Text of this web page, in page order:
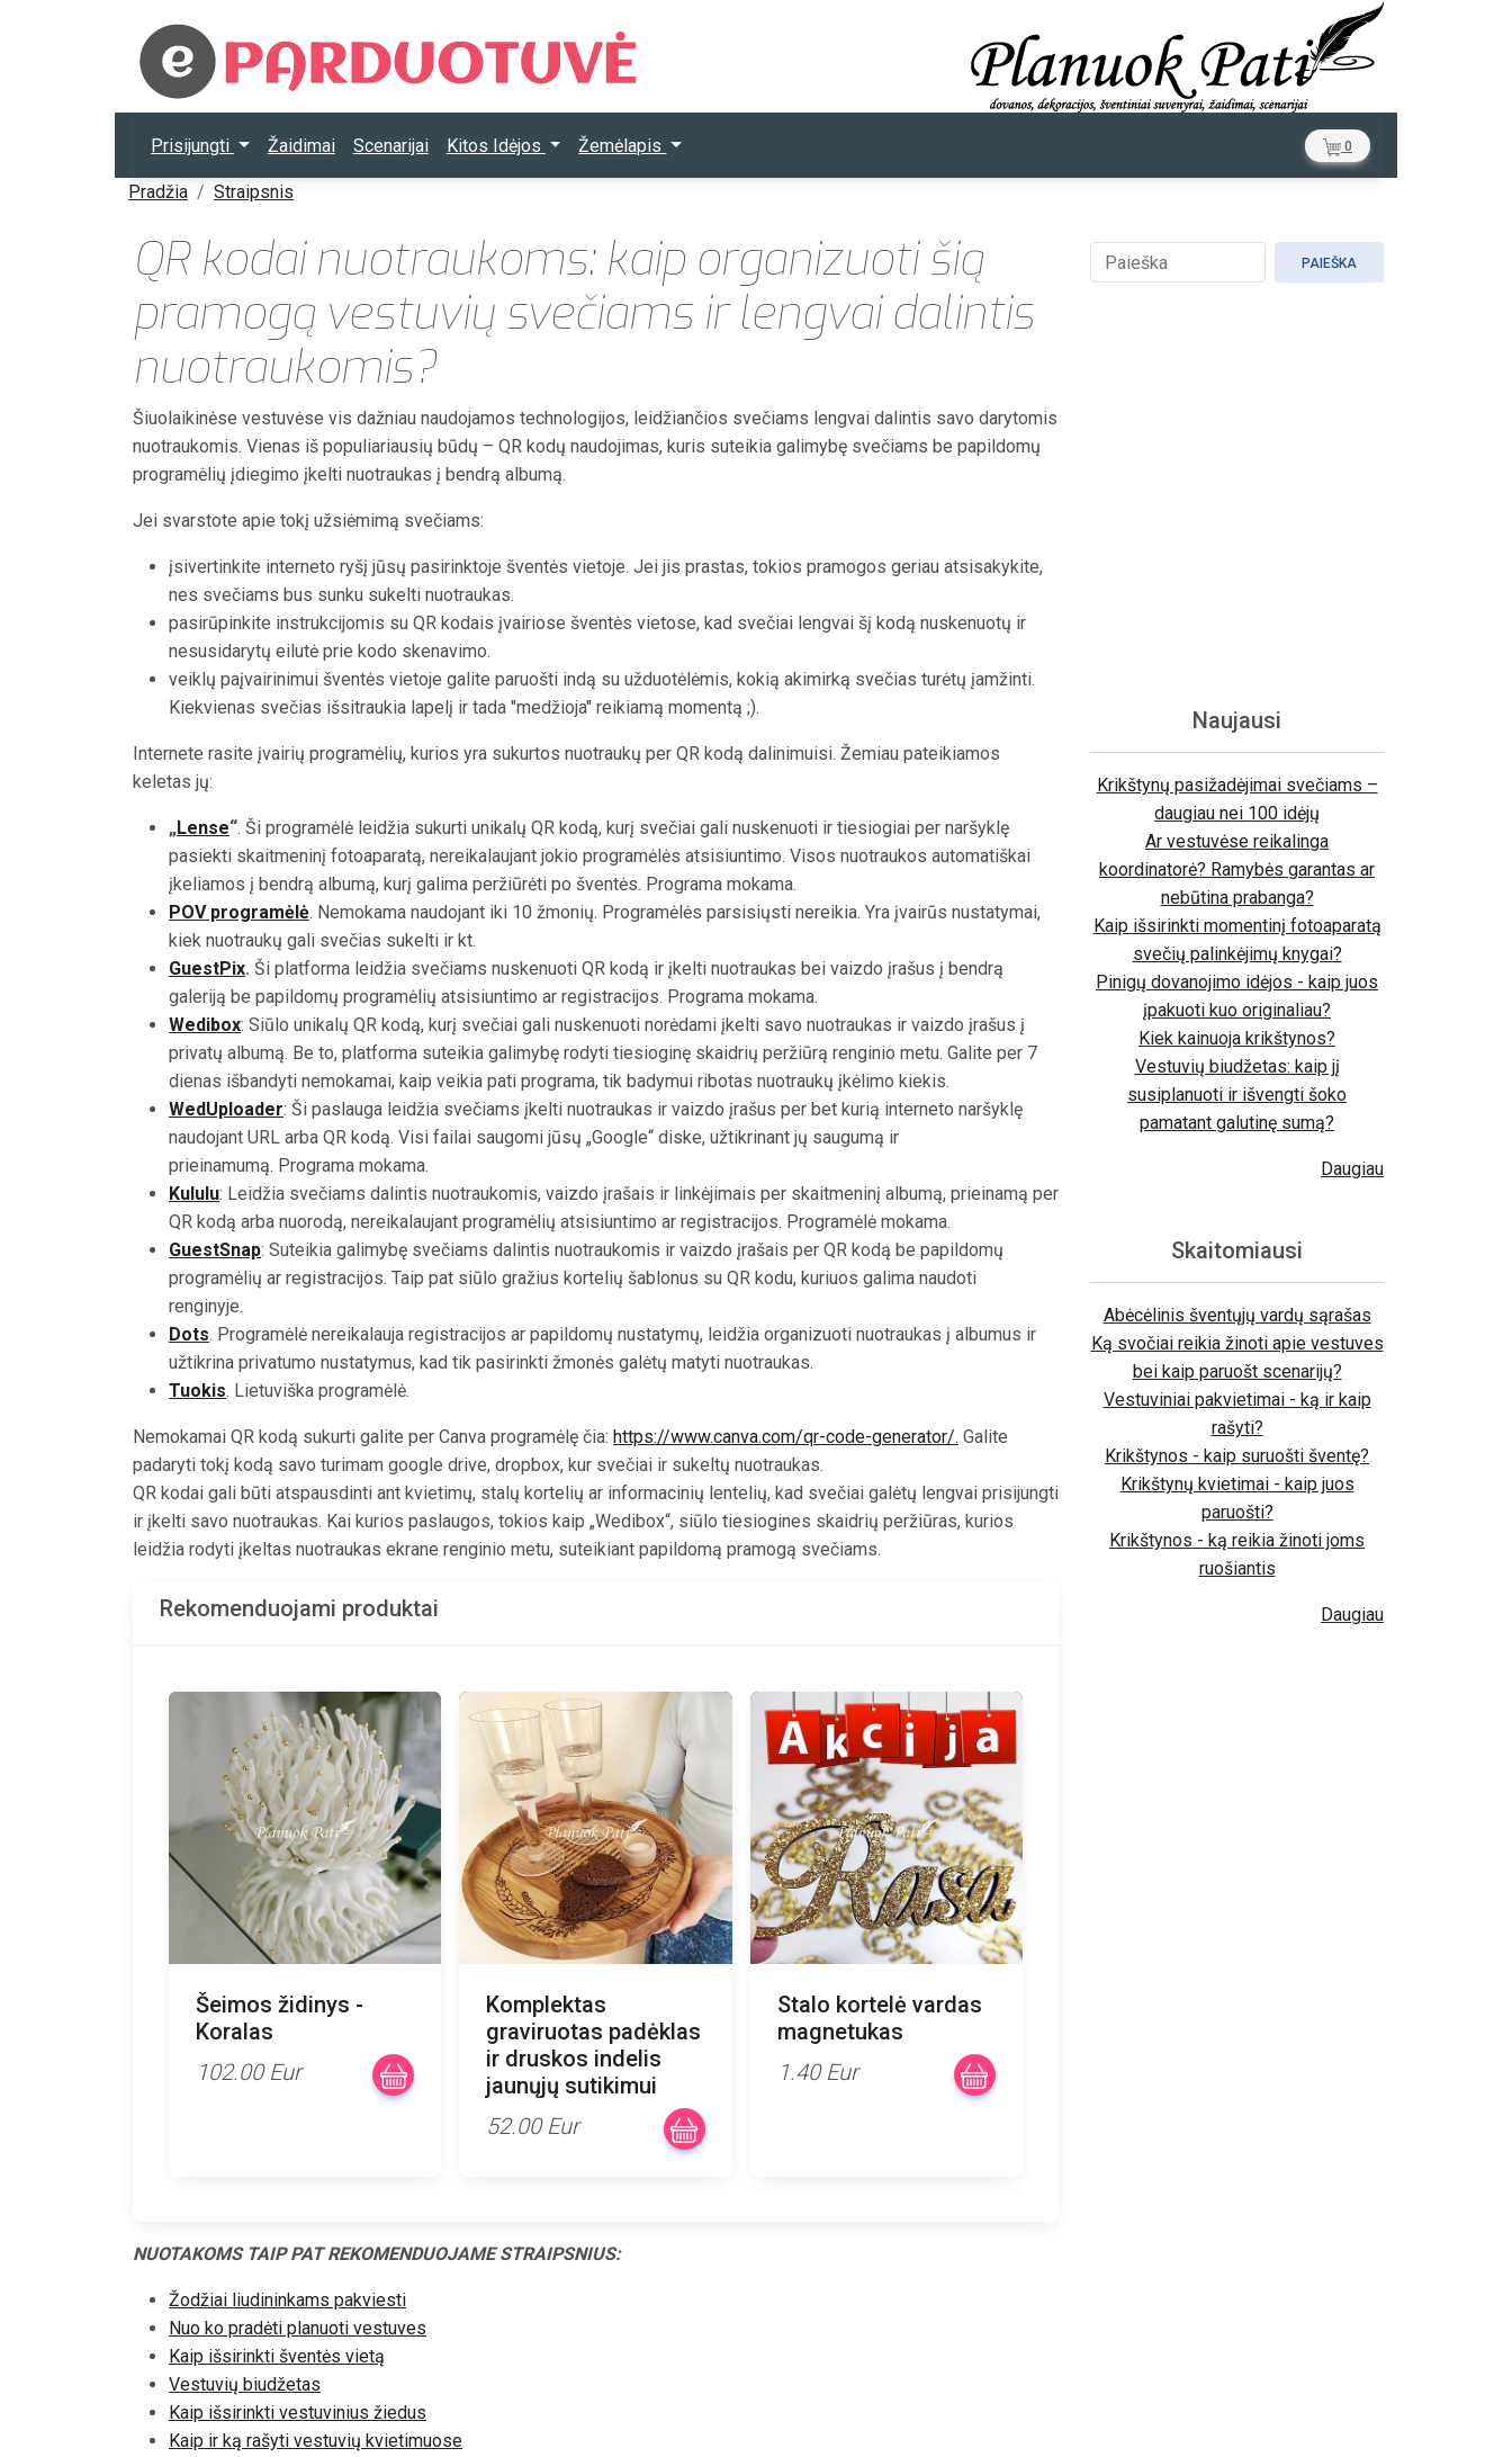
Prisijungti Žaidimai Scenarijai Kitos Idėjos Žemėlapis 0
Pradžia Straipsnis
QR kodai nuotraukoms: kaip organizuoti šią
pramogą vestuvių svečiams ir lengvai dalintis
nuotraukomis?
Šiuolaikinėse vestuvėse vis dažniau naudojamos technologijos, leidžiančios svečiams lengvai dalintis savo darytomis
nuotraukomis. Vienas iš populiariausių būdų – QR kodų naudojimas, kuris suteikia galimybę svečiams be papildomų
programėlių įdiegimo įkelti nuotraukas į bendrą albumą.
Jei svarstote apie tokį užsiėmimą svečiams:
įsivertinkite interneto ryšį jūsų pasirinktoje šventės vietoje. Jei jis prastas, tokios pramogos geriau atsisakykite,
nes svečiams bus sunku sukelti nuotraukas.
pasirūpinkite instrukcijomis su QR kodais įvairiose šventės vietose, kad svečiai lengvai šį kodą nuskenuotų ir
nesusidarytų eilutė prie kodo skenavimo.
veiklų paįvairinimui šventės vietoje galite paruošti indą su užduotėlėmis, kokią akimirką svečias turėtų įamžinti.
Kiekvienas svečias išsitraukia lapelį ir tada "medžioja" reikiamą momentą ;).
Internete rasite įvairių programėlių, kurios yra sukurtos nuotraukų per QR kodą dalinimuisi. Žemiau pateikiamos
keletas jų:
„Lense“. Ši programėlė leidžia sukurti unikalų QR kodą, kurį svečiai gali nuskenuoti ir tiesiogiai per naršyklę
pasiekti skaitmeninį fotoaparatą, nereikalaujant jokio programėlės atsisiuntimo. Visos nuotraukos automatiškai
įkeliamos į bendrą albumą, kurį galima peržiūrėti po šventės. Programa mokama.
POV programėlė. Nemokama naudojant iki 10 žmonių. Programėlės parsisiųsti nereikia. Yra įvairūs nustatymai,
kiek nuotraukų gali svečias sukelti ir kt.
GuestPix. Ši platforma leidžia svečiams nuskenuoti QR kodą ir įkelti nuotraukas bei vaizdo įrašus į bendrą
galeriją be papildomų programėlių atsisiuntimo ar registracijos. Programa mokama.
Wedibox: Siūlo unikalų QR kodą, kurį svečiai gali nuskenuoti norėdami įkelti savo nuotraukas ir vaizdo įrašus į
privatų albumą. Be to, platforma suteikia galimybę rodyti tiesioginę skaidrių peržiūrą renginio metu. Galite per 7
dienas išbandyti nemokamai, kaip veikia pati programa, tik badymui ribotas nuotraukų įkėlimo kiekis.
WedUploader: Ši paslauga leidžia svečiams įkelti nuotraukas ir vaizdo įrašus per bet kurią interneto naršyklę
naudojant URL arba QR kodą. Visi failai saugomi jūsų „Google“ diske, užtikrinant jų saugumą ir
prieinamumą. Programa mokama.
Kululu: Leidžia svečiams dalintis nuotraukomis, vaizdo įrašais ir linkėjimais per skaitmeninį albumą, prieinamą per
QR kodą arba nuorodą, nereikalaujant programėlių atsisiuntimo ar registracijos. Programėlė mokama.
GuestSnap: Suteikia galimybę svečiams dalintis nuotraukomis ir vaizdo įrašais per QR kodą be papildomų
programėlių ar registracijos. Taip pat siūlo gražius kortelių šablonus su QR kodu, kuriuos galima naudoti
renginyje.
Dots. Programėlė nereikalauja registracijos ar papildomų nustatymų, leidžia organizuoti nuotraukas į albumus ir
užtikrina privatumo nustatymus, kad tik pasirinkti žmonės galėtų matyti nuotraukas.
Tuokis. Lietuviška programėlė.
Nemokamai QR kodą sukurti galite per Canva programėlę čia: https://www.canva.com/qr-code-generator/. Galite
padaryti tokį kodą savo turimam google drive, dropbox, kur svečiai ir sukeltų nuotraukas.
QR kodai gali būti atspausdinti ant kvietimų, stalų kortelių ar informacinių lentelių, kad svečiai galėtų lengvai prisijungti
ir įkelti savo nuotraukas. Kai kurios paslaugos, tokios kaip „Wedibox“, siūlo tiesiogines skaidrių peržiūras, kurios
leidžia rodyti įkeltas nuotraukas ekrane renginio metu, suteikiant papildomą pramogą svečiams.
Rekomenduojami produktai
Šeimos židinys -
Koralas
102.00 Eur
Komplektas
graviruotas padėklas
ir druskos indelis
jaunųjų sutikimui
52.00 Eur
Stalo kortelė vardas
magnetukas
1.40 Eur
NUOTAKOMS TAIP PAT REKOMENDUOJAME STRAIPSNIUS:
Žodžiai liudininkams pakviesti
Nuo ko pradėti planuoti vestuves
Kaip išsirinkti šventės vietą
Vestuvių biudžetas
Kaip išsirinkti vestuvinius žiedus
Kaip ir ką rašyti vestuvių kvietimuose
PAIEŠKA
Naujausi
Krikštynų pasižadėjimai svečiams –
daugiau nei 100 idėjų
Ar vestuvėse reikalinga
koordinatorė? Ramybės garantas ar
nebūtina prabanga?
Kaip išsirinkti momentinį fotoaparatą
svečių palinkėjimų knygai?
Pinigų dovanojimo idėjos - kaip juos
įpakuoti kuo originaliau?
Kiek kainuoja krikštynos?
Vestuvių biudžetas: kaip jį
susiplanuoti ir išvengti šoko
pamatant galutinę sumą?
Daugiau
Skaitomiausi
Abėcėlinis šventųjų vardų sąrašas
Ką svočiai reikia žinoti apie vestuves
bei kaip paruošt scenarijų?
Vestuviniai pakvietimai - ką ir kaip
rašyti?
Krikštynos - kaip suruošti šventę?
Krikštynų kvietimai - kaip juos
paruošti?
Krikštynos - ką reikia žinoti joms
ruošiantis
Daugiau